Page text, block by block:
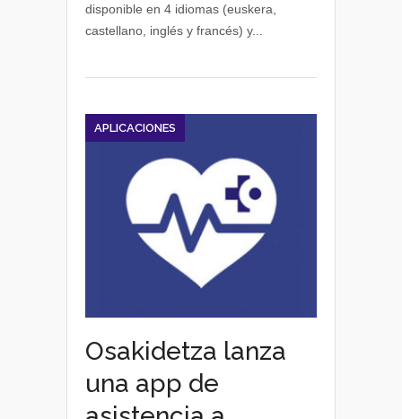
Marítimo
de
disponible en 4 idiomas (euskera,
castellano, inglés y francés) y...
APLICACIONES
Osakidetza lanza
una app de